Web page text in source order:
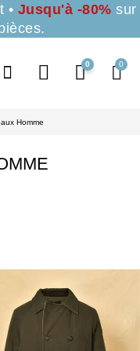
• Jusqu'à -80% sur
0
Homme